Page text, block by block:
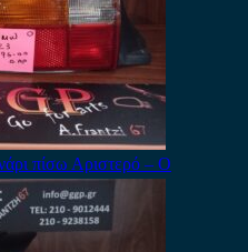
πίσω Αριστερό – Ο